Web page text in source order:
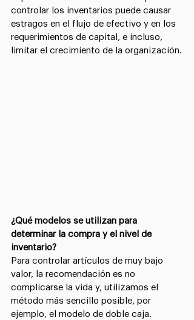
controlar los inventarios puede causar
estragos en el flujo de efectivo y en los
requerimientos de capital, e incluso,
limitar el crecimiento de la organización.
¿Qué modelos se utilizan para
determinar la compra y el nivel de
inventario?
Para controlar artículos de muy bajo
valor, la recomendación es no
complicarse la vida y, utilizamos el
método más sencillo posible, por
ejemplo, el modelo de doble caja.